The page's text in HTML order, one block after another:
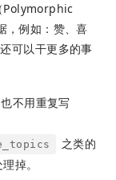
Polymorphic
，例如：赞、喜
可以干更多的事
不用重复写
之类的
掉。